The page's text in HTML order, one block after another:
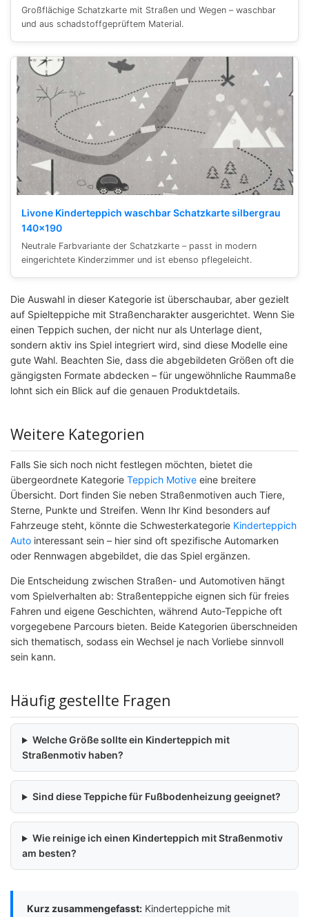
Großflächige Schatzkarte mit Straßen und Wegen – waschbar
und aus schadstoffgeprüftem Material.
Livone Kinderteppich waschbar Schatzkarte silbergrau
140×190
Neutrale Farbvariante der Schatzkarte – passt in modern
eingerichtete Kinderzimmer und ist ebenso pflegeleicht.
Die Auswahl in dieser Kategorie ist überschaubar, aber gezielt
auf Spielteppiche mit Straßencharakter ausgerichtet. Wenn Sie
einen Teppich suchen, der nicht nur als Unterlage dient,
sondern aktiv ins Spiel integriert wird, sind diese Modelle eine
gute Wahl. Beachten Sie, dass die abgebildeten Größen oft die
gängigsten Formate abdecken – für ungewöhnliche Raummaße
lohnt sich ein Blick auf die genauen Produktdetails.
Weitere Kategorien
Falls Sie sich noch nicht festlegen möchten, bietet die
übergeordnete Kategorie Teppich Motive eine breitere
Übersicht. Dort finden Sie neben Straßenmotiven auch Tiere,
Sterne, Punkte und Streifen. Wenn Ihr Kind besonders auf
Fahrzeuge steht, könnte die Schwesterkategorie Kinderteppich
Auto interessant sein – hier sind oft spezifische Automarken
oder Rennwagen abgebildet, die das Spiel ergänzen.
Die Entscheidung zwischen Straßen- und Automotiven hängt
vom Spielverhalten ab: Straßenteppiche eignen sich für freies
Fahren und eigene Geschichten, während Auto-Teppiche oft
vorgegebene Parcours bieten. Beide Kategorien überschneiden
sich thematisch, sodass ein Wechsel je nach Vorliebe sinnvoll
sein kann.
Häufig gestellte Fragen
Welche Größe sollte ein Kinderteppich mit
Straßenmotiv haben?
Sind diese Teppiche für Fußbodenheizung geeignet?
Wie reinige ich einen Kinderteppich mit Straßenmotiv
am besten?
Kurz zusammengefasst: Kinderteppiche mit